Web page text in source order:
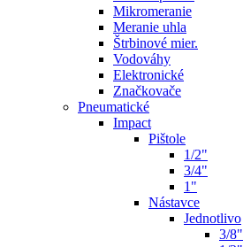
Mikromeranie
Meranie uhla
Štrbinové mier.
Vodováhy
Elektronické
Značkovače
Pneumatické
Impact
Pištole
1/2"
3/4"
1"
Nástavce
Jednotlivo
3/8"